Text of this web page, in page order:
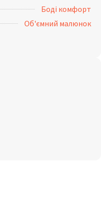
Боді комфорт
Об'ємний малюнок